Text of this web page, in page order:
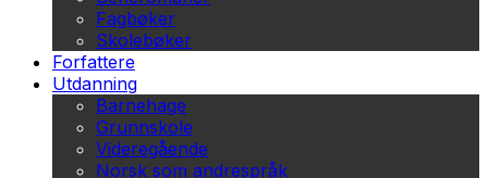
Fagbøker
Skolebøker
Forfattere
Utdanning
Barnehage
Grunnskole
Videregående
Norsk som andrespråk